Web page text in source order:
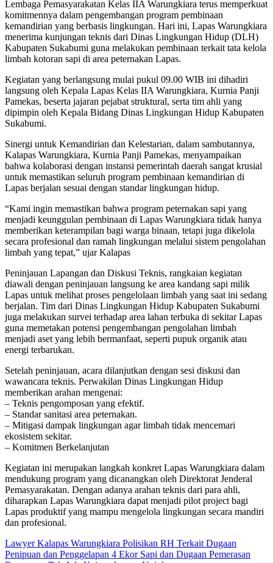
Lembaga Pemasyarakatan Kelas IIA Warungkiara terus memperkuat
komitmennya dalam pengembangan program pembinaan
kemandirian yang berbasis lingkungan. Hari ini, Lapas Warungkiara
menerima kunjungan teknis dari Dinas Lingkungan Hidup (DLH)
Kabupaten Sukabumi guna melakukan pembinaan terkait tata kelola
limbah kotoran sapi di area peternakan Lapas.
Kegiatan yang berlangsung mulai pukul 09.00 WIB ini dihadiri
langsung oleh Kepala Lapas Kelas IIA Warungkiara, Kurnia Panji
Pamekas, beserta jajaran pejabat struktural, serta tim ahli yang
dipimpin oleh Kepala Bidang Dinas Lingkungan Hidup Kabupaten
Sukabumi.
Sinergi untuk Kemandirian dan Kelestarian, dalam sambutannya,
Kalapas Warungkiara, Kurnia Panji Pamekas, menyampaikan
bahwa kolaborasi dengan instansi pemerintah daerah sangat krusial
untuk memastikan seluruh program pembinaan kemandirian di
Lapas berjalan sesuai dengan standar lingkungan hidup.
“Kami ingin memastikan bahwa program peternakan sapi yang
menjadi keunggulan pembinaan di Lapas Warungkiara tidak hanya
memberikan keterampilan bagi warga binaan, tetapi juga dikelola
secara profesional dan ramah lingkungan melalui sistem pengolahan
limbah yang tepat,” ujar Kalapas
Peninjauan Lapangan dan Diskusi Teknis, rangkaian kegiatan
diawali dengan peninjauan langsung ke area kandang sapi milik
Lapas untuk melihat proses pengelolaan limbah yang saat ini sedang
berjalan. Tim dari Dinas Lingkungan Hidup Kabupaten Sukabumi
juga melakukan survei terhadap area lahan terbuka di sekitar Lapas
guna memetakan potensi pengembangan pengolahan limbah
menjadi aset yang lebih bermanfaat, seperti pupuk organik atau
energi terbarukan.
Setelah peninjauan, acara dilanjutkan dengan sesi diskusi dan
wawancara teknis. Perwakilan Dinas Lingkungan Hidup
memberikan arahan mengenai:
– Teknis pengomposan yang efektif.
– Standar sanitasi area peternakan.
– Mitigasi dampak lingkungan agar limbah tidak mencemari
ekosistem sekitar.
– Komitmen Berkelanjutan
Kegiatan ini merupakan langkah konkret Lapas Warungkiara dalam
mendukung program yang dicanangkan oleh Direktorat Jenderal
Pemasyarakatan. Dengan adanya arahan teknis dari para ahli,
diharapkan Lapas Warungkiara dapat menjadi pilot project bagi
Lapas produktif yang mampu mengelola lingkungan secara mandiri
dan profesional.
Navigasi
pos
Lawyer Kalapas Warungkiara Polisikan RH Terkait Dugaan
Penipuan dan Penggelapan 4 Ekor Sapi dan Dugaan Pemerasan